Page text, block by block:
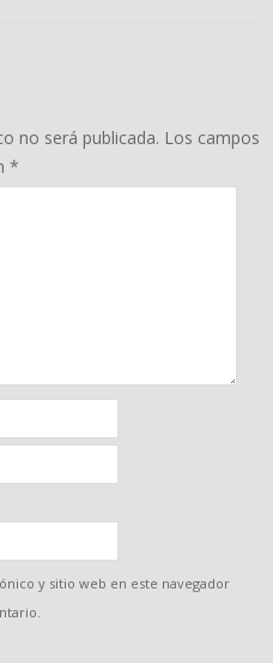
no será publicada. Los campos
*
y sitio web en este navegador